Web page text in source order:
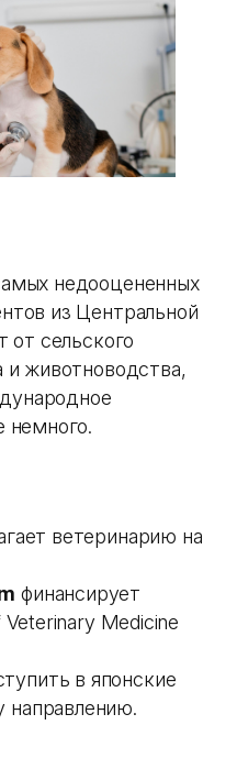
недооцененных
из Центральной
от сельского
и животноводства,
немного.
ветеринарию на
финансирует
Medicine
в японские
направлению.